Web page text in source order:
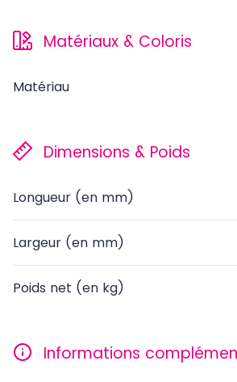
Matériaux & Coloris
Matériau
Dimensions & Poids
Longueur (en mm)
Largeur (en mm)
Poids net (en kg)
Informations